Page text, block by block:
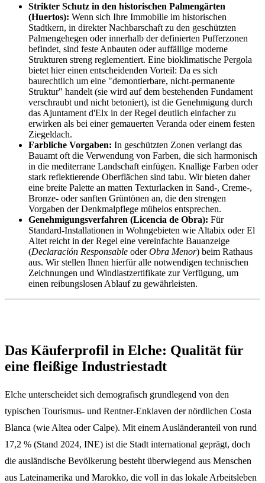
Strikter Schutz in den historischen Palmengärten
(Huertos): Wenn sich Ihre Immobilie im historischen
Stadtkern, in direkter Nachbarschaft zu den geschützten
Palmengehegen oder innerhalb der definierten Pufferzonen
befindet, sind feste Anbauten oder auffällige moderne
Strukturen streng reglementiert. Eine bioklimatische Pergola
bietet hier einen entscheidenden Vorteil: Da es sich
baurechtlich um eine "demontierbare, nicht-permanente
Struktur" handelt (sie wird auf dem bestehenden Fundament
verschraubt und nicht betoniert), ist die Genehmigung durch
das Ajuntament d'Elx in der Regel deutlich einfacher zu
erwirken als bei einer gemauerten Veranda oder einem festen
Ziegeldach.
Farbliche Vorgaben: In geschützten Zonen verlangt das
Bauamt oft die Verwendung von Farben, die sich harmonisch
in die mediterrane Landschaft einfügen. Knallige Farben oder
stark reflektierende Oberflächen sind tabu. Wir bieten daher
eine breite Palette an matten Texturlacken in Sand-, Creme-,
Bronze- oder sanften Grüntönen an, die den strengen
Vorgaben der Denkmalpflege mühelos entsprechen.
Genehmigungsverfahren (Licencia de Obra): Für
Standard-Installationen in Wohngebieten wie Altabix oder El
Altet reicht in der Regel eine vereinfachte Bauanzeige
(Declaración Responsable oderObra Menor) beim Rathaus
aus. Wir stellen Ihnen hierfür alle notwendigen technischen
Zeichnungen und Windlastzertifikate zur Verfügung, um
einen reibungslosen Ablauf zu gewährleisten.
Das Käuferprofil in Elche: Qualität für
eine fleißige Industriestadt
Elche unterscheidet sich demografisch grundlegend von den
typischen Tourismus- und Rentner-Enklaven der nördlichen Costa
Blanca (wie Altea oder Calpe). Mit einem Ausländeranteil von rund
17,2 % (Stand 2024, INE) ist die Stadt international geprägt, doch
die ausländische Bevölkerung besteht überwiegend aus Menschen
aus Lateinamerika und Marokko, die voll in das lokale Arbeitsleben